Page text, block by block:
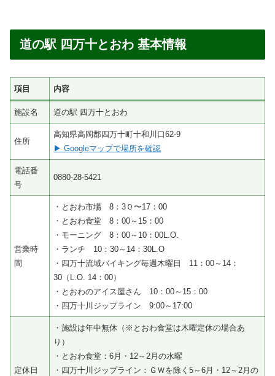
道の駅 四万十とおわ 基本情報
項目 内容
施設名 道の駅 四万十とおわ
住所
高知県高岡郡四万十町十和川口62-9
▶ Googleマップで場所を確認
電話番
号
0880-28-5421
営業時
間
・とおわ市場 8：3０〜17：00
・とおわ食堂 8：00～15：00
・モーニング 8：00～10：00L.O.
・ランチ 10：30～14：30L.O
・四万十流域バイキング毎週木曜日 11：00～14：
30（L.O. 14：00）
・とおわのアイス屋さん 10：00～15：00
・四万十川ジップライン 9:00～17:00
定休日
・施設は年中無休（※とおわ食堂は木曜定休の場合あ
り）
・とおわ食堂：6月・12～2月の水曜
・四万十川ジップライン：ＧＷを除く5～6月・12～2月の